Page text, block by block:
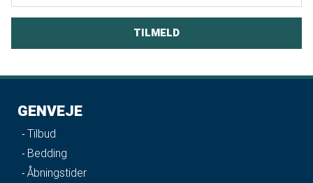
GENVEJE
Tilbud
Bedding
Åbningstider